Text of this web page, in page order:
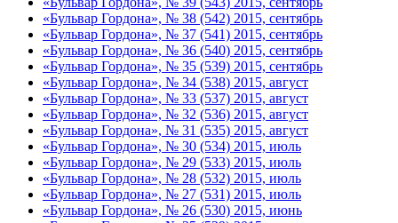
«Бульвар Гордона», № 38 (542) 2015, сентябрь
«Бульвар Гордона», № 37 (541) 2015, сентябрь
«Бульвар Гордона», № 36 (540) 2015, сентябрь
«Бульвар Гордона», № 35 (539) 2015, сентябрь
«Бульвар Гордона», № 34 (538) 2015, август
«Бульвар Гордона», № 33 (537) 2015, август
«Бульвар Гордона», № 32 (536) 2015, август
«Бульвар Гордона», № 31 (535) 2015, август
«Бульвар Гордона», № 30 (534) 2015, июль
«Бульвар Гордона», № 29 (533) 2015, июль
«Бульвар Гордона», № 28 (532) 2015, июль
«Бульвар Гордона», № 27 (531) 2015, июль
«Бульвар Гордона», № 26 (530) 2015, июнь